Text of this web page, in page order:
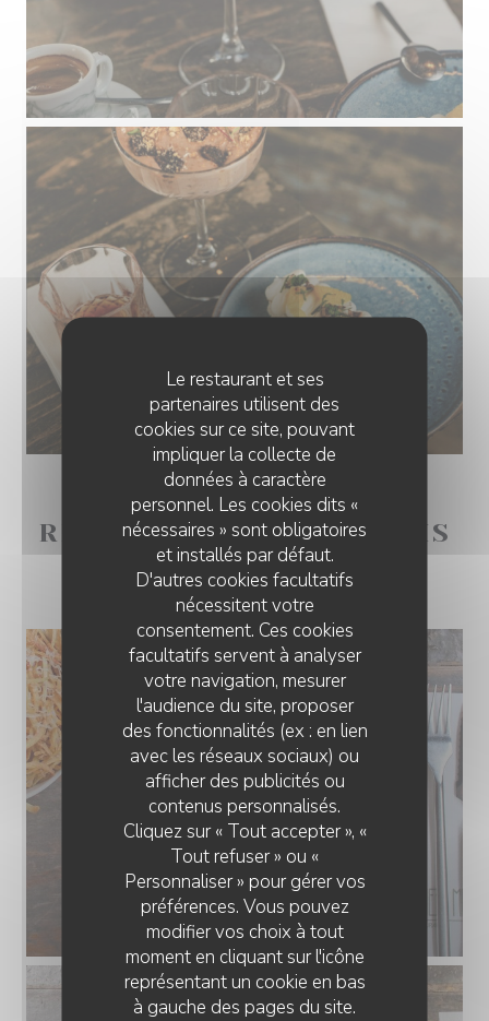
Le restaurant et ses
partenaires utilisent des
cookies sur ce site, pouvant
impliquer la collecte de
données à caractère
personnel. Les cookies dits «
nécessaires » sont obligatoires
et installés par défaut.
D'autres cookies facultatifs
nécessitent votre
consentement. Ces cookies
facultatifs servent à analyser
votre navigation, mesurer
l'audience du site, proposer
des fonctionnalités (ex : en lien
avec les réseaux sociaux) ou
afficher des publicités ou
contenus personnalisés.
Cliquez sur « Tout accepter », «
Tout refuser » ou «
Personnaliser » pour gérer vos
préférences. Vous pouvez
modifier vos choix à tout
moment en cliquant sur l'icône
représentant un cookie en bas
à gauche des pages du site.
RESTAURANT CORSE PARIS
10
CHEZ MINNÀ